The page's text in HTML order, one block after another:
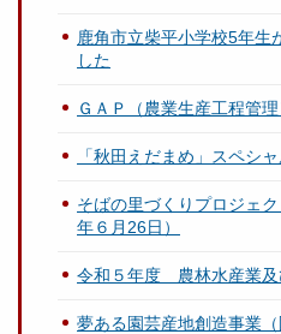
鹿角市立柴平小学校5年生
した
ＧＡＰ（農業生産工程管
「秋田えだまめ」スペシ
そばの里づくりプロジェ
年６月26日）
令和５年度 農林水産業及
夢ある園芸産地創造事業